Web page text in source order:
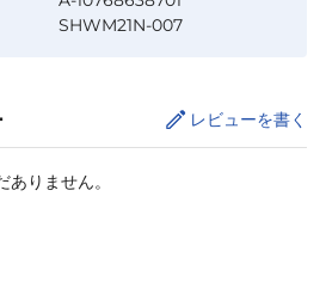
SHWM21N-007
レビューを書く
りません。